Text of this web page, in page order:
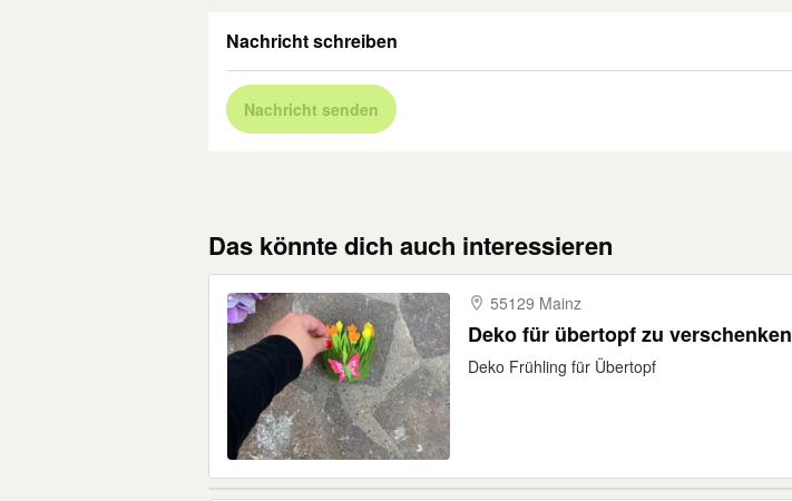
Nachricht schreiben
Nachricht senden
Das könnte dich auch interessieren
55129 Mainz
Deko für übertopf zu verschenken
Deko Frühling für Übertopf